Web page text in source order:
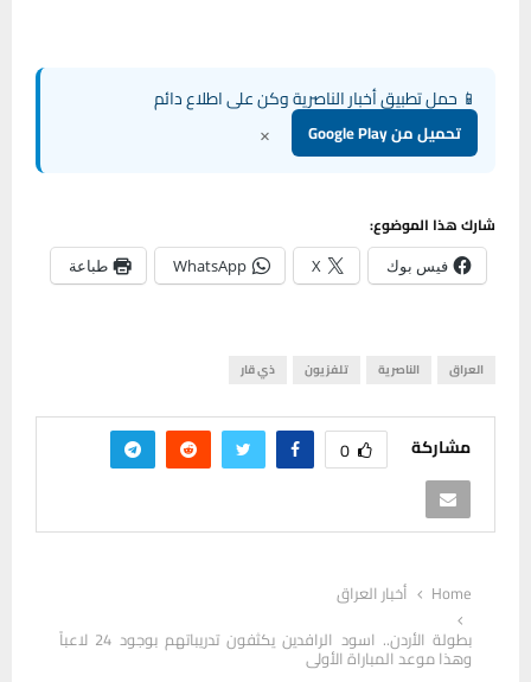
📱 حمل تطبيق أخبار الناصرية وكن على اطلاع دائم
تحميل من Google Play ×
شارك هذا الموضوع:
فيس بوك X
WhatsApp طباعة
العراق الناصرية تلفزيون ذي قار
مشاركة 0
Home
أخبار العراق
بطولة الأردن.. اسود الرافدين يكثفون تدريباتهم بوجود 24 لاعباً
وهذا موعد المباراة الأولى